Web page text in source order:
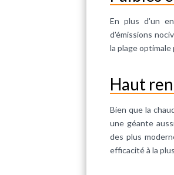
En plus d'un
d'émissions
la plage
Haut
Bien que la
une géante
des plus
efficacité à la